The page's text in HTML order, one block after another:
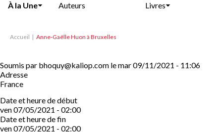
À la Une Auteurs Livres
Accueil Anne-Gaëlle Huon à Bruxelles
Soumis par bhoquy@kaliop.com lemar 09/11/2021 - 11:06
Adresse
France
Date et heure de début
ven 07/05/2021 - 02:00
Date et heure de fin
ven 07/05/2021 - 02:00